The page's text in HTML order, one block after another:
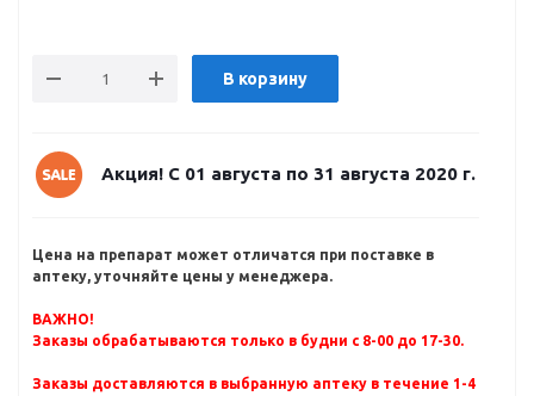
В корзину
Акция! С 01 августа по 31 августа 2020 г.
Цена на препарат может отличатся при поставке в
аптеку, уточняйте цены у менеджера.
ВАЖНО!
Заказы обрабатываются только в будни с 8-00 до 17-30.
Заказы доставляются в выбранную аптеку в течение 1-4